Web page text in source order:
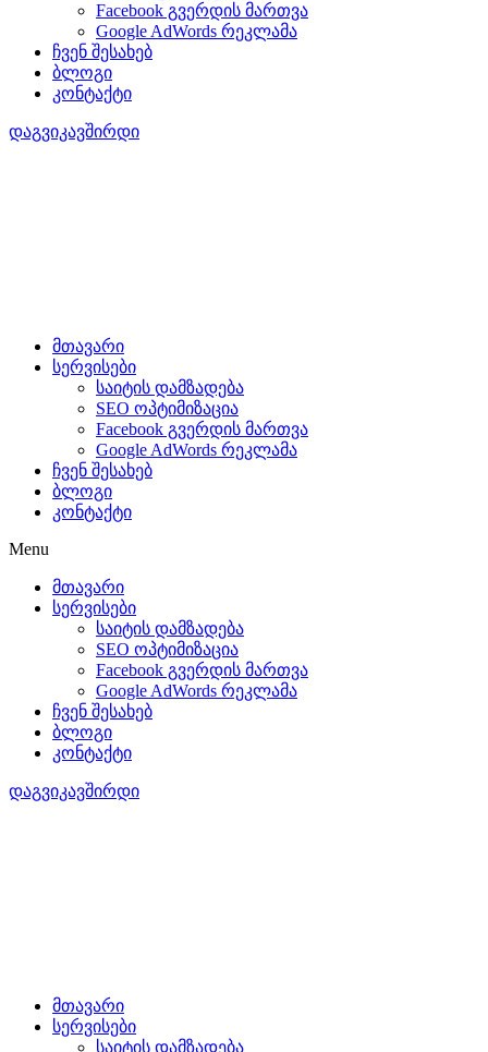
Facebook გვერდის მართვა
Google AdWords რეკლამა
ჩვენ შესახებ
ბლოგი
კონტაქტი
დაგვიკავშირდი
მთავარი
სერვისები
საიტის დამზადება
SEO ოპტიმიზაცია
Facebook გვერდის მართვა
Google AdWords რეკლამა
ჩვენ შესახებ
ბლოგი
კონტაქტი
Menu
მთავარი
სერვისები
საიტის დამზადება
SEO ოპტიმიზაცია
Facebook გვერდის მართვა
Google AdWords რეკლამა
ჩვენ შესახებ
ბლოგი
კონტაქტი
დაგვიკავშირდი
მთავარი
სერვისები
საიტის დამზადება